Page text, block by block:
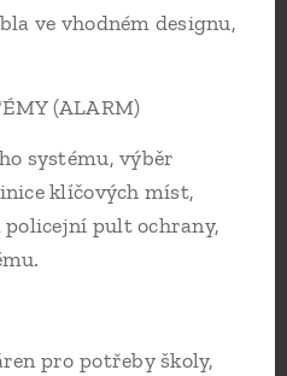
ve vhodném designu,
(ALARM)
systému, výběr
klíčových míst,
policejní pult ochrany,
pro potřeby školy,